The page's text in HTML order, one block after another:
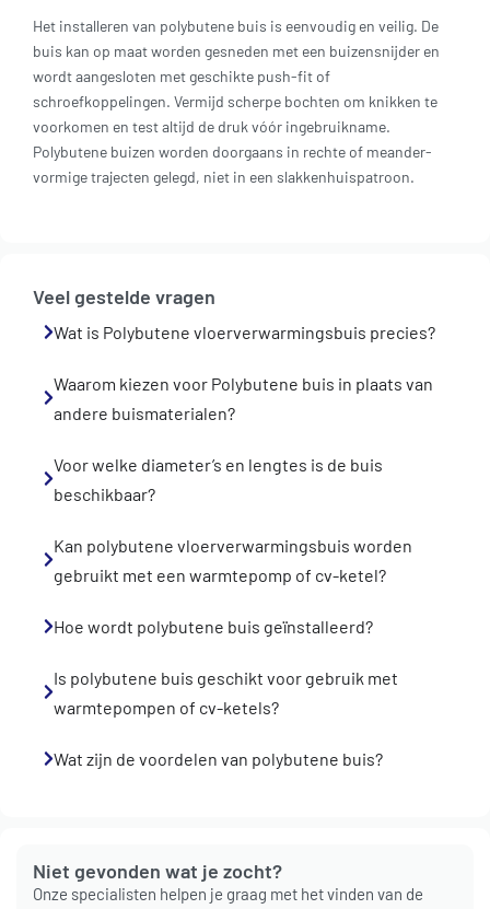
Het installeren van polybutene buis is eenvoudig en veilig. De
buis kan op maat worden gesneden met een buizensnijder en
wordt aangesloten met geschikte push-fit of
schroefkoppelingen. Vermijd scherpe bochten om knikken te
voorkomen en test altijd de druk vóór ingebruikname.
Polybutene buizen worden doorgaans in rechte of meander-
vormige trajecten gelegd, niet in een slakkenhuispatroon.
Veel gestelde vragen
Wat is Polybutene vloerverwarmingsbuis precies?
Waarom kiezen voor Polybutene buis in plaats van
andere buismaterialen?
Voor welke diameter’s en lengtes is de buis
beschikbaar?
Kan polybutene vloerverwarmingsbuis worden
gebruikt met een warmtepomp of cv-ketel?
Hoe wordt polybutene buis geïnstalleerd?
Is polybutene buis geschikt voor gebruik met
warmtepompen of cv-ketels?
Wat zijn de voordelen van polybutene buis?
Niet gevonden wat je zocht?
Onze specialisten helpen je graag met het vinden van de